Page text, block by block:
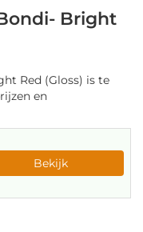
Bright
Red (Gloss) is te
en
Bekijk